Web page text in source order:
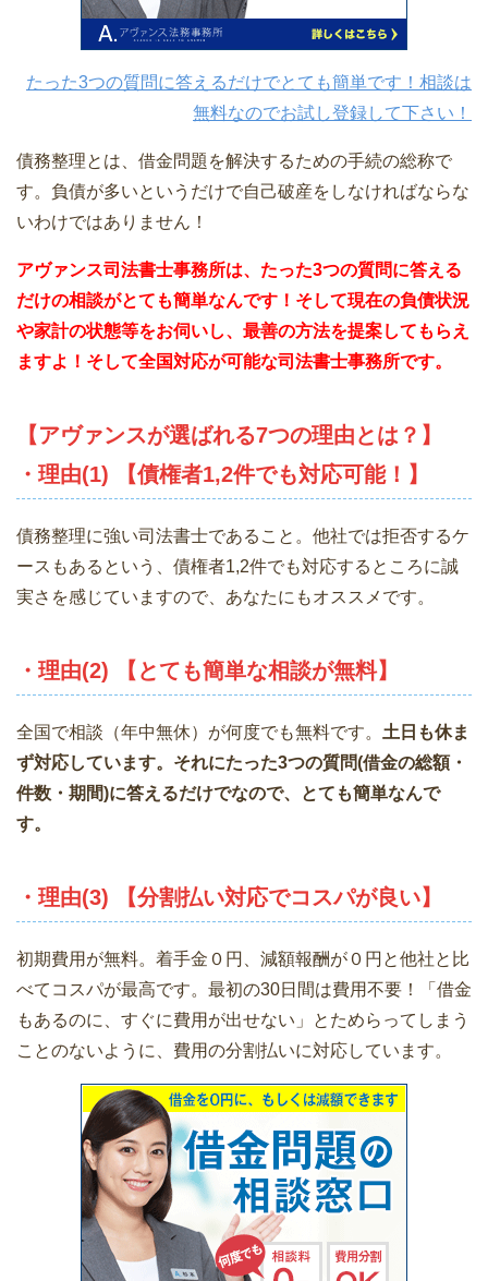
たった3つの質問に答えるだけでとても簡単です！相談は
無料なのでお試し登録して下さい！
債務整理とは、借金問題を解決するための手続の総称で
す。負債が多いというだけで自己破産をしなければならな
いわけではありません！
アヴァンス司法書士事務所は、 たった3つの質問に答える
だけの相談がとても簡単なんです！そして現在の負債状況
や家計の状態等をお伺いし、最善の方法を提案してもらえ
ますよ！そして全国対応が可能な司法書士事務所です。
【アヴァンスが選ばれる7つの理由とは？】
・理由(1) 【債権者1,2件でも対応可能！】
債務整理に強い司法書士であること。他社では拒否するケ
ースもあるという、債権者1,2件でも対応するところに誠
実さを感じていますので、あなたにもオススメです。
・理由(2) 【とても簡単な相談が無料】
全国で相談（年中無休）が何度でも無料です。 土日も休ま
ず対応しています。それにたった3つの質問(借金の総額・
件数・期間)に答えるだけでなので、とても簡単なんで
す。
・理由(3) 【分割払い対応でコスパが良い】
初期費用が無料。着手金０円、減額報酬が０円と他社と比
べてコスパが最高です。最初の30日間は費用不要！「借金
もあるのに、すぐに費用が出せない」とためらってしまう
ことのないように、費用の分割払いに対応しています。